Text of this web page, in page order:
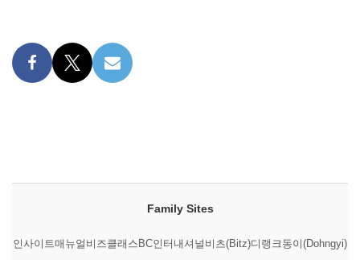
Family Sites
인사이트매뉴얼 비즈클래스 BC인터내셔널 비츠(Bitz)디랭크동이(Dohngyi)